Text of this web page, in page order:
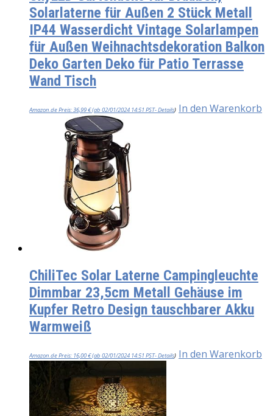
Solarlaterne für Außen 2 Stück Metall
IP44 Wasserdicht Vintage Solarlampen
für Außen Weihnachtsdekoration Balkon
Deko Garten Deko für Patio Terrasse
Wand Tisch
Amazon.de Preis:36,99€(ab 02/01/2024 14:51 PST-Details) In den Warenkorb
ChiliTec Solar Laterne Campingleuchte
Dimmbar 23,5cm Metall Gehäuse im
Kupfer Retro Design tauschbarer Akku
Warmweiß
Amazon.de Preis: 16,00€(ab 02/01/2024 14:51 PST-Details) In den Warenkorb